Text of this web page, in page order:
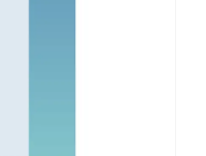
Intelligence.